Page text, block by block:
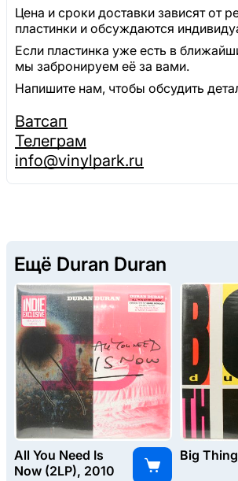
Цена и сроки доставки зависят от
пластинки и обсуждаются
Если пластинка уже есть в
мы забронируем её за вами.
Напишите нам, чтобы обсудить
Ватсап
Телеграм
info@vinylpark.ru
Ещё Duran Duran
All You Need Is
Now (2LP), 2010
Big